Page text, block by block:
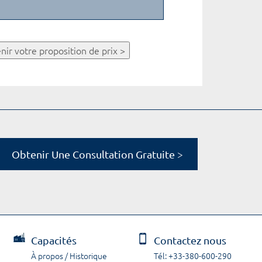
votre proposition de prix >
Obtenir Une Consultation Gratuite >
Capacités
À propos / Historique
Contactez nous
Tél: +33-380-600-290